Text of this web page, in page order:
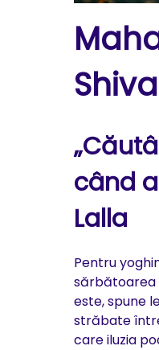
Shiva
când
Lalla
Pentru
sărbătoarea
este, spune
străbate
care iluzia